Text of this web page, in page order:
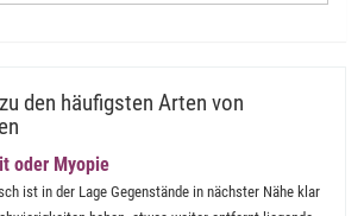
den häufigsten Arten von
oder Myopie
ist in der Lage Gegenstände in nächster Nähe klar